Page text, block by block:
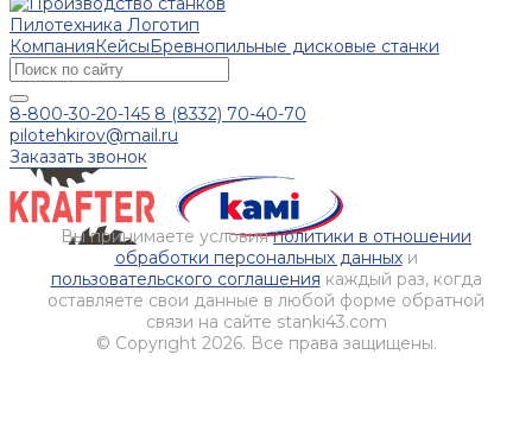
КомпанияКейсыБревнопильные дисковые станки
8-800-30-20-145 8 (8332) 70-40-70
pilotehkirov@mail.ru
Заказать звонок
Вы принимаете условияполитики в отношении
обработки персональных данныхи
пользовательского соглашения каждый раз, когда
оставляете свои данные в любой форме обратной
связи на сайте stanki43.com
© Copyright 2026. Все права защищены.